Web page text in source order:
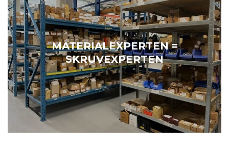
MATERIALEXPERTEN =
SKRUVEXPERTEN